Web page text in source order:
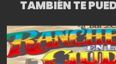
TAMBIÉN TE